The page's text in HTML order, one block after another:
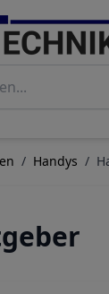
/ Handys /